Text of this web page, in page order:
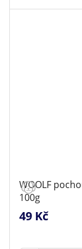
WOOLF
100g
49 Kč